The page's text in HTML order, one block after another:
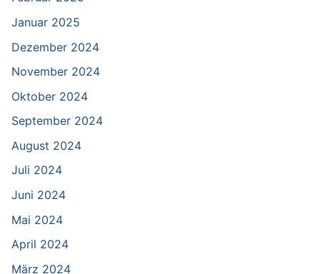
Januar 2025
Dezember 2024
November 2024
Oktober 2024
September 2024
August 2024
Juli 2024
Juni 2024
Mai 2024
April 2024
März 2024